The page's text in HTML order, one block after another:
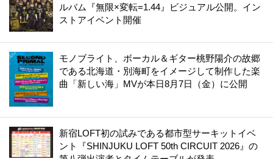
ルバム『無限×変転=1.44』ビジュアル公開。イン
ストアイベント開催
モノブライト、ボーカル＆ギター桃野陽介の故郷
である北海道・別海町をイメージして制作した楽
曲「新しい海」MVが本日8月7日（金）に公開
新宿LOFT初の試みである都市型サーキットイベ
ント『SHINJUKU LOFT 50th CIRCUIT 2026』の